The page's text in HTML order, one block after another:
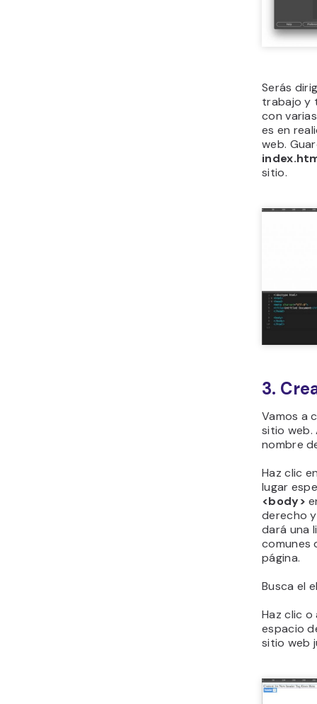
Serás
trabajo y
con
es en
web.
sitio.
3.
Vamos a
sitio web.
nombre
Haz clic
lugar
<body>
derecho
dará una
comunes
página.
Busca el
Haz clic
espacio
sitio web